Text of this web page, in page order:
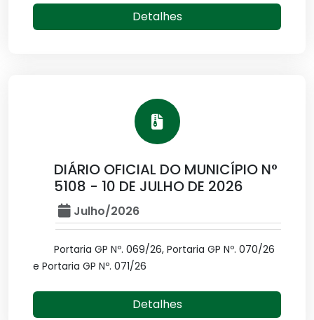
Detalhes
DIÁRIO OFICIAL DO MUNICÍPIO N°
5108 - 10 DE JULHO DE 2026
Julho/2026
Portaria GP Nº. 069/26, Portaria GP Nº. 070/26
e Portaria GP Nº. 071/26
Detalhes